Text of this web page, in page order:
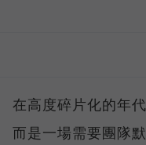
在高度碎片化的年
而是一場需要團隊